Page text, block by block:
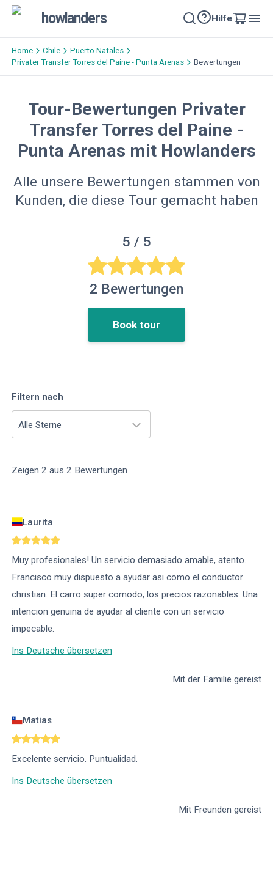
howlanders Hilfe
Home Chile
Puerto Natales
Privater Transfer Torres del Paine - Punta Arenas
Bewertungen
Tour-Bewertungen Privater
Transfer Torres del Paine -
Punta Arenas mit Howlanders
Alle unsere Bewertungen stammen von
Kunden, die diese Tour gemacht haben
5 / 5
2 Bewertungen
Book tour
Filtern nach
Alle Sterne
Zeigen 2 aus 2 Bewertungen
Laurita
Muy profesionales! Un servicio demasiado amable, atento.
Francisco muy dispuesto a ayudar asi como el conductor
christian. El carro super comodo, los precios razonables. Una
intencion genuina de ayudar al cliente con un servicio
impecable.
Ins Deutsche übersetzen
Mit der Familie gereist
Matias
Excelente servicio. Puntualidad.
Ins Deutsche übersetzen
Mit Freunden gereist